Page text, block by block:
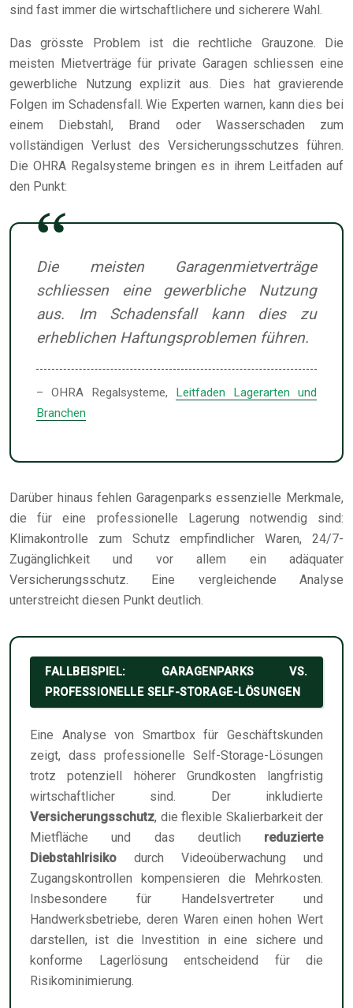
sind fast immer die wirtschaftlichere und sicherere Wahl.
Das grösste Problem ist die rechtliche Grauzone. Die
meisten Mietverträge für private Garagen schliessen eine
gewerbliche Nutzung explizit aus. Dies hat gravierende
Folgen im Schadensfall. Wie Experten warnen, kann dies bei
einem Diebstahl, Brand oder Wasserschaden zum
vollständigen Verlust des Versicherungsschutzes führen.
Die OHRA Regalsysteme bringen es in ihrem Leitfaden auf
den Punkt:
Die meisten Garagenmietverträge
schliessen eine gewerbliche Nutzung
aus. Im Schadensfall kann dies zu
erheblichen Haftungsproblemen führen.
– OHRA Regalsysteme, Leitfaden Lagerarten und
Branchen
Darüber hinaus fehlen Garagenparks essenzielle Merkmale,
die für eine professionelle Lagerung notwendig sind:
Klimakontrolle zum Schutz empfindlicher Waren, 24/7-
Zugänglichkeit und vor allem ein adäquater
Versicherungsschutz. Eine vergleichende Analyse
unterstreicht diesen Punkt deutlich.
FALLBEISPIEL: GARAGENPARKS VS.
PROFESSIONELLE SELF-STORAGE-LÖSUNGEN
Eine Analyse von Smartbox für Geschäftskunden
zeigt, dass professionelle Self-Storage-Lösungen
trotz potenziell höherer Grundkosten langfristig
wirtschaftlicher sind. Der inkludierte
Versicherungsschutz, die flexible Skalierbarkeit der
Mietfläche und das deutlich reduzierte
Diebstahlrisiko durch Videoüberwachung und
Zugangskontrollen kompensieren die Mehrkosten.
Insbesondere für Handelsvertreter und
Handwerksbetriebe, deren Waren einen hohen Wert
darstellen, ist die Investition in eine sichere und
konforme Lagerlösung entscheidend für die
Risikominimierung.